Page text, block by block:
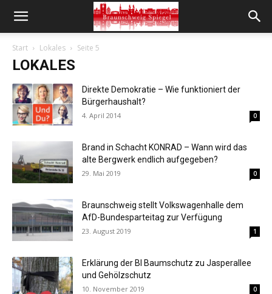
Start Lokales Seite 5
LOKALES
Direkte Demokratie – Wie funktioniert der
Bürgerhaushalt?
4. April 2014 0
Brand in Schacht KONRAD – Wann wird das
alte Bergwerk endlich aufgegeben?
29. Mai 2019 0
Braunschweig stellt Volkswagenhalle dem
AfD-Bundesparteitag zur Verfügung
23. August 2019 1
Erklärung der BI Baumschutz zu Jasperallee
und Gehölzschutz
10. November 2019 0